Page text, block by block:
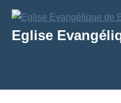
Aller
contenu
Eglise
Texte